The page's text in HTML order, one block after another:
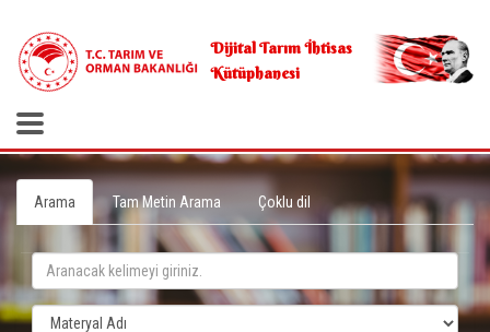
Dijital Tarım İhtisas
Kütüphanesi
Arama Tam Metin Arama Çoklu dil